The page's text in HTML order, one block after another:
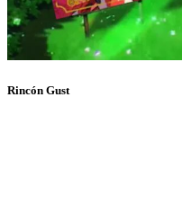
Rincón Gust